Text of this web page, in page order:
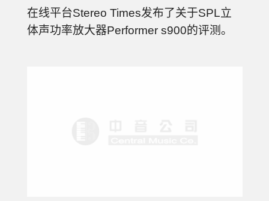
在线平台Stereo Times发布了关于SPL立
体声功率放大器Performer s900的评测。